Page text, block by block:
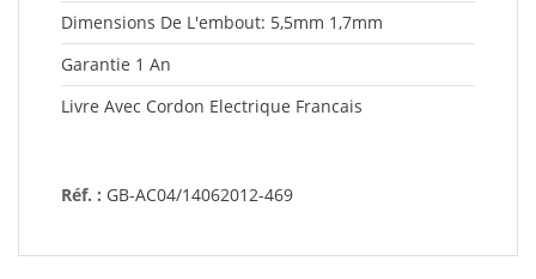
Dimensions De L'embout: 5,5mm 1,7mm
Garantie 1 An
Livre Avec Cordon Electrique Francais
Réf. : GB-AC04/14062012-469